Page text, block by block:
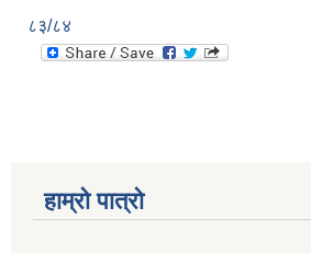
८३/८४
हाम्रो पात्रो